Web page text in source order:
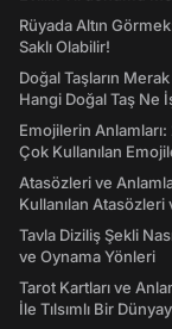
Rüyada Altın
Saklı Olabilir!
Doğal Taşların
Hangi Doğal Taş Ne
Emojilerin
Çok Kullanılan
Atasözleri ve
Kullanılan Atasözleri
Tavla Diziliş Şekli
ve Oynama Yönleri
Tarot Kartları ve
İle Tılsımlı Bir